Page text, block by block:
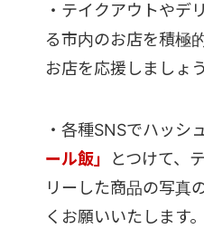
・テイクアウトやデ
る市内のお店を積極
お店を応援しましょ
・各種SNSでハッシ
ール飯」
とつけて、
リーした商品の写真
くお願いいたします。